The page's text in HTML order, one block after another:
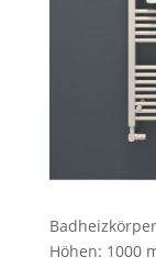
Höhen: 1000